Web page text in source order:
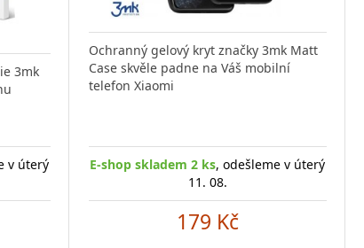
3mk
v úterý
Ochranný gelový kryt značky 3mk Matt
Case skvěle padne na Váš mobilní
telefon Xiaomi
E-shop skladem 2 ks, odešleme v úterý
11. 08.
179 Kč